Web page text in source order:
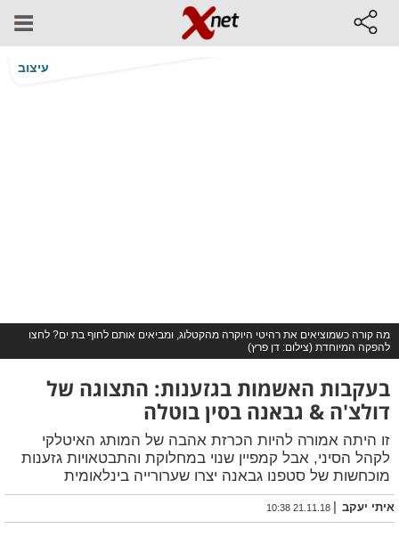
עיצוב
מה קורה כשמוציאים את רהיטי היוקרה מהקטלוג, ומביאים אותם לחוף בת ים? לחצו
להפקה המיוחדת (צילום: דן פרץ)
בעקבות האשמות בגזענות: התצוגה של
דולצ'ה & גבאנה בסין בוטלה
זו היתה אמורה להיות הכרזת אהבה של המותג האיטלקי
לקהל הסיני, אבל קמפיין שנוי במחלוקת והתבטאויות גזענות
מוכחשות של סטפנו גבאנה יצרו שערורייה בינלאומית
איתי יעקב |
21.11.18 10:38